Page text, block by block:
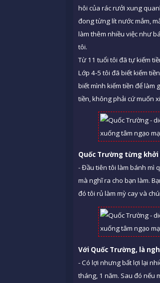
hôi của rác rưởi xung
đong từng lít nước mắm,
làm thêm nhiều việc như
tôi.
Từ 11 tuổi tôi đã tự kiếm
Lớp 4-5 tôi đã biết kiếm
biết mình kiếm tiền để làm
tiền, không phải cứ muốn
Quốc Trường từng
- Đầu tiên tôi làm bánh mì
mà nghĩ ra cho bạn làm.
đó tôi rủ làm mỳ cay và
Với Quốc Trường, là
- Có lợi nhưng bất lợi lại
tháng, 1 năm. Sau đó nếu